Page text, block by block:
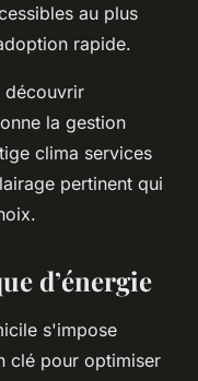
au plus
rapide.
découvrir
la gestion
clima services
pertinent qui
d’énergie
s'impose
clé pour optimiser